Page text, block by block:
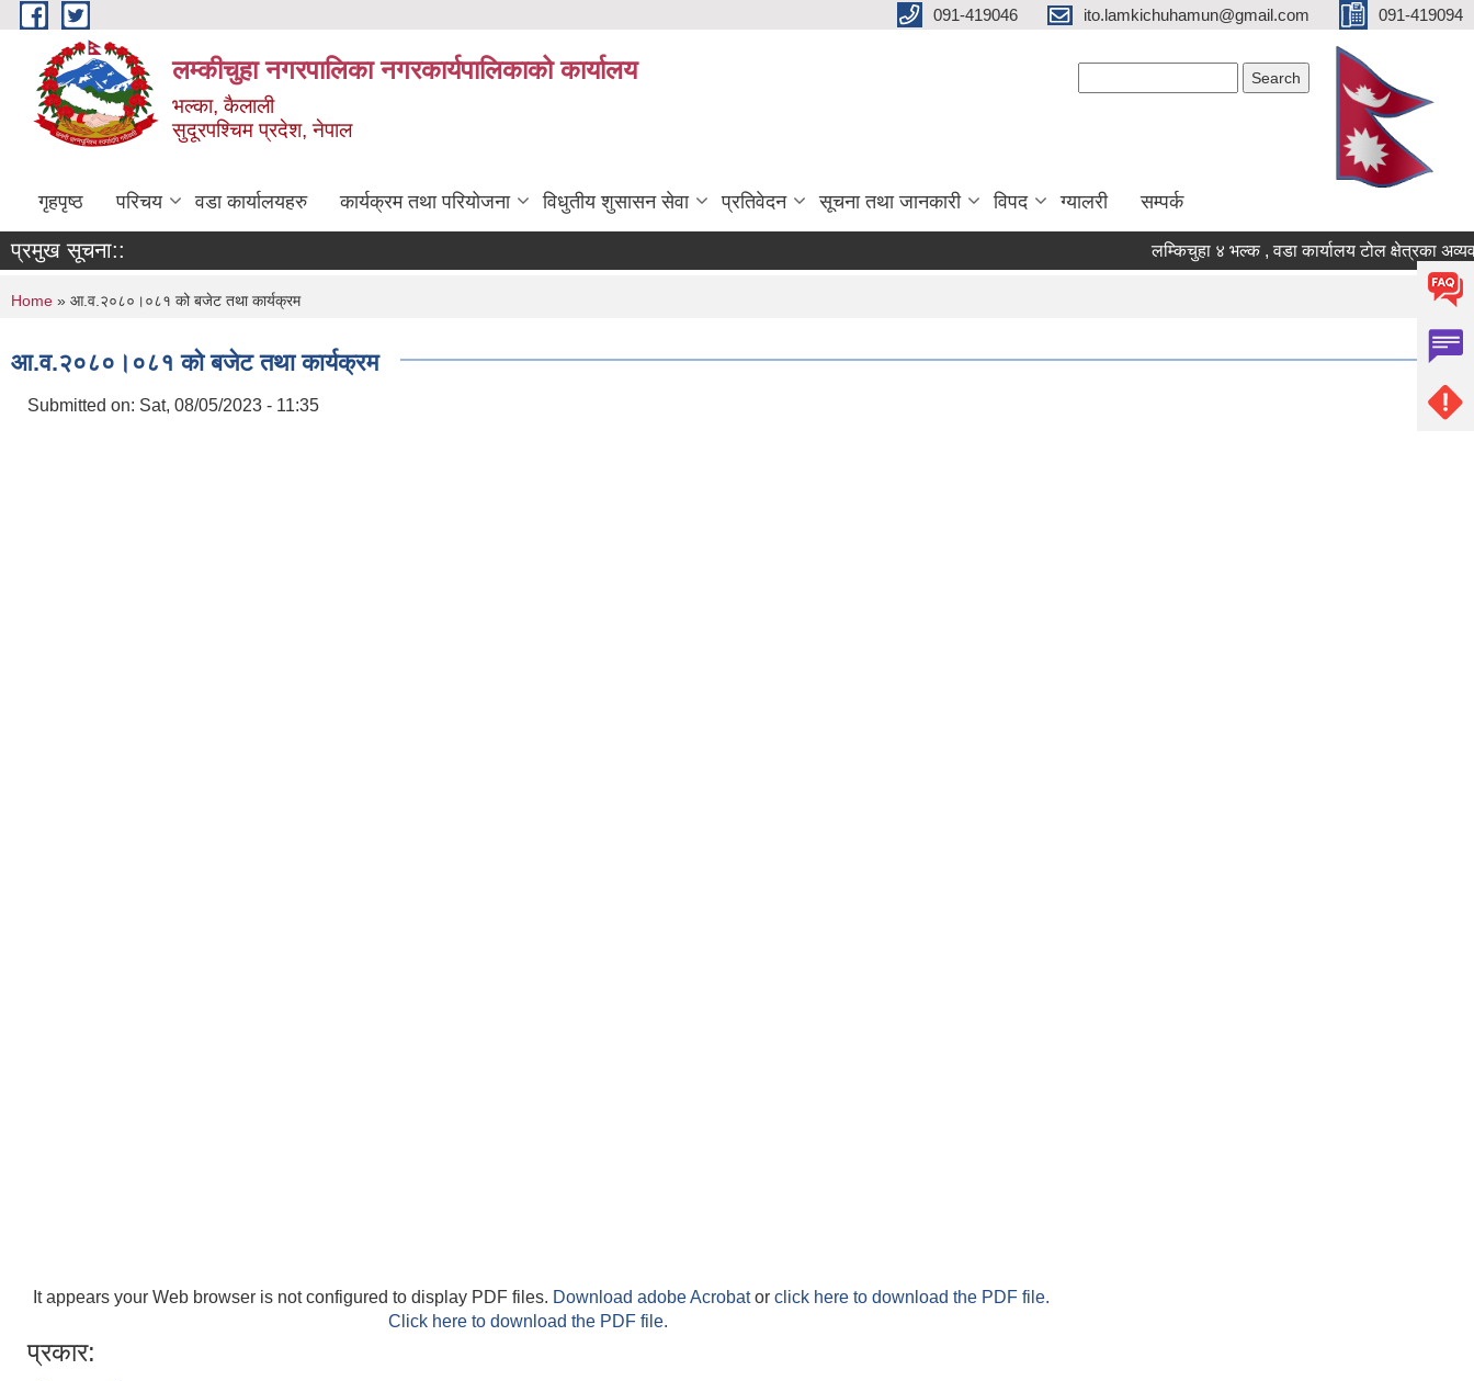
Skip to main content 091-419046 ito.lamkichuhamun@gmail.com 091-419094
लम्कीचुहा नगरपालिका नगरकार्यपालिकाको कार्यालय
भल्का, कैलाली
सुदूरपश्चिम प्रदेश, नेपाल
गृहपृष्ठ परिचय वडा कार्यालयहरु कार्यक्रम तथा परियोजना विधुतीय शुसासन सेवा प्रतिवेदन सूचना तथा जानकारी विपद ग्यालरी सम्पर्क
प्रमुख सूचना::
You are here
Home » आ.व.२०८०।०८१ को बजेट तथा कार्यक्रम
आ.व.२०८०।०८१ को बजेट तथा कार्यक्रम
Submitted on: Sat, 08/05/2023 - 11:35
It appears your Web browser is not configured to display PDF files. Download adobe Acrobator click here to download the PDF file.
Click here to download the PDF file.
प्रकार: